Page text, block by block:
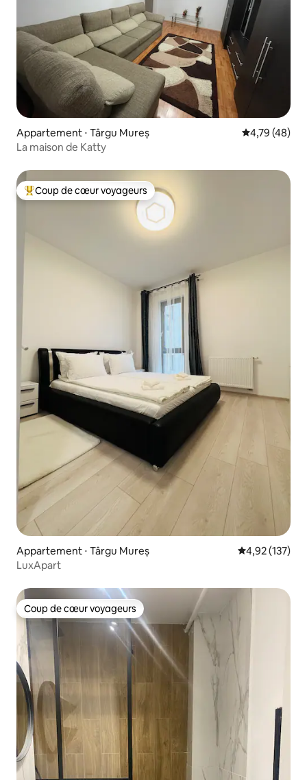
Appartement ⋅ Târgu Mureș Évaluation
4,79 (48)
La maison de Katty
Coups de cœur voyageurs les plus appréciés
Coup de cœur voyageurs
Appartement ⋅ Târgu Mureș Évaluation
4,92 (137)
LuxApart
Coup de cœur voyageurs
Coup de cœur voyageurs